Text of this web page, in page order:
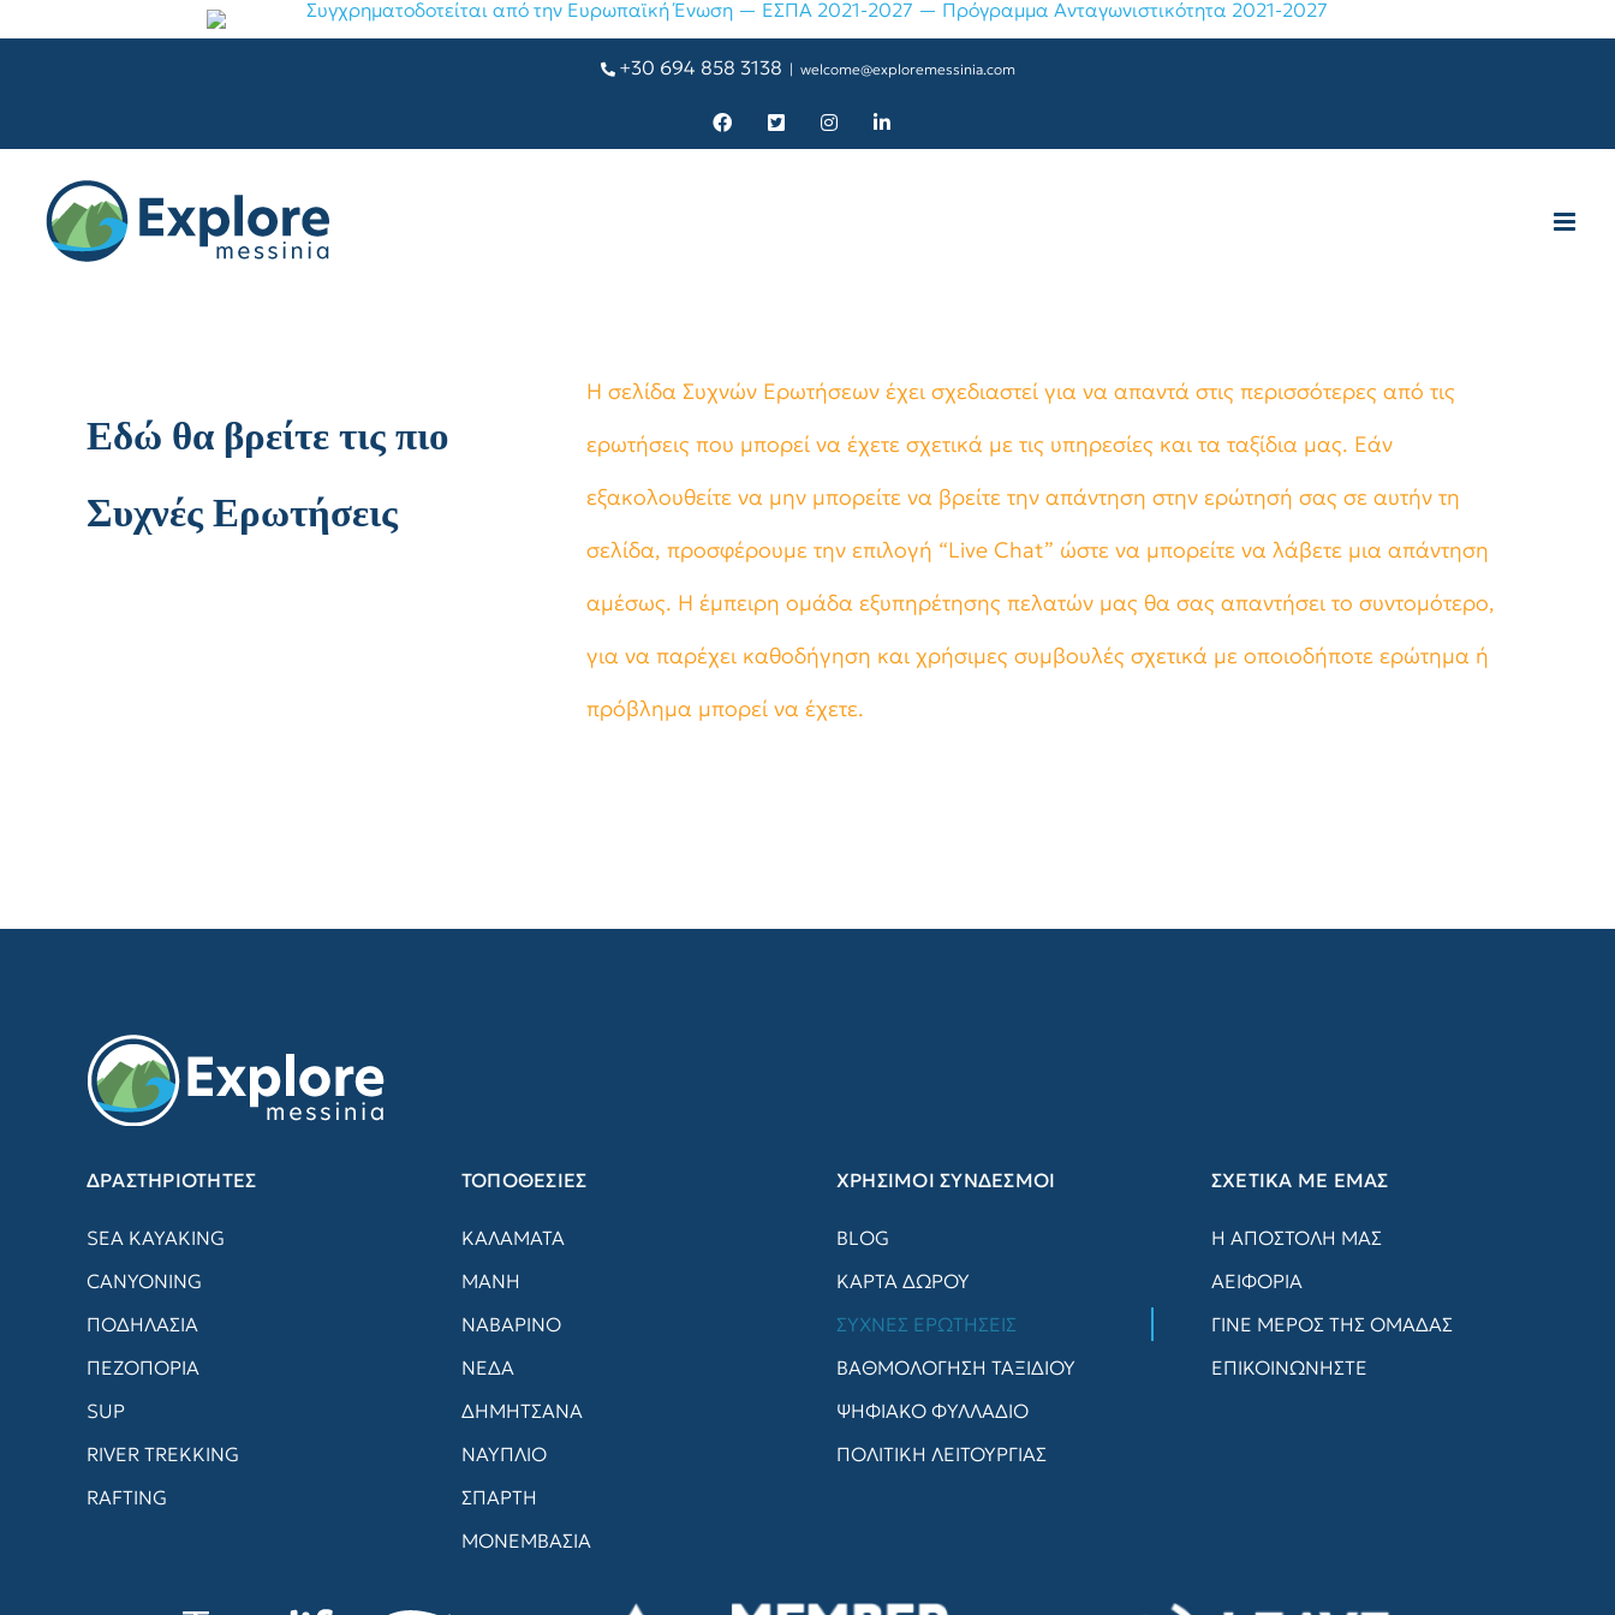
+30 694 858 3138 | welcome@exploremessinia.com
Facebook
X InstagramLinkedIn
Εδώ θα βρείτε τις πιο
Συχνές Ερωτήσεις
Η σελίδα Συχνών Ερωτήσεων έχει σχεδιαστεί για να απαντά στις περισσότερες από τις
ερωτήσεις που μπορεί να έχετε σχετικά με τις υπηρεσίες και τα ταξίδια μας. Εάν
εξακολουθείτε να μην μπορείτε να βρείτε την απάντηση στην ερώτησή σας σε αυτήν τη
σελίδα, προσφέρουμε την επιλογή “Live Chat” ώστε να μπορείτε να λάβετε μια απάντηση
αμέσως. Η έμπειρη ομάδα εξυπηρέτησης πελατών μας θα σας απαντήσει το συντομότερο,
για να παρέχει καθοδήγηση και χρήσιμες συμβουλές σχετικά με οποιοδήποτε ερώτημα ή
πρόβλημα μπορεί να έχετε.
ΔΡΑΣΤΗΡΙΟΤΗΤΕΣ
SEA KAYAKING
CANYONING
ΠΟΔΗΛΑΣΙΑ
ΠΕΖΟΠΟΡΙΑ
SUP
RIVER TREKKING
RAFTING
ΤΟΠΟΘΕΣΙΕΣ
ΚΑΛΑΜΑΤΑ
ΜΑΝΗ
ΝΑΒΑΡΙΝΟ
ΝΕΔΑ
ΔΗΜΗΤΣΑΝΑ
ΝΑΥΠΛΙΟ
ΣΠΑΡΤΗ
ΜΟΝΕΜΒΑΣΙΑ
ΧΡΗΣΙΜΟΙ ΣΥΝΔΕΣΜΟΙ
BLOG
ΚΑΡΤΑ ΔΩΡΟΥ
ΣΥΧΝΈΣ ΕΡΩΤΉΣΕΙΣ
ΒΑΘΜΟΛΟΓΗΣΗ ΤΑΞΙΔΙΟΥ
ΨΗΦΙΑΚΟ ΦΥΛΛΑΔΙΟ
ΠΟΛΙΤΙΚΗ ΛΕΙΤΟΥΡΓΙΑΣ
ΣΧΕΤΙΚΑ ΜΕ ΕΜΑΣ
Η ΑΠΟΣΤΟΛΗ ΜΑΣ
ΑΕΙΦΟΡΙΑ
ΓΙΝΕ ΜΕΡΟΣ ΤΗΣ ΟΜΑΔΑΣ
ΕΠΙΚΟΙΝΩΝΗΣΤΕ